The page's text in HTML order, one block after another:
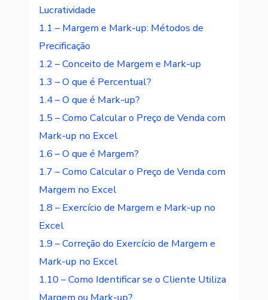
Lucratividade
1.1 – Margem e Mark-up: Métodos de
Precificação
1.2 – Conceito de Margem e Mark-up
1.3 – O que é Percentual?
1.4 – O que é Mark-up?
1.5 – Como Calcular o Preço de Venda com
Mark-up no Excel
1.6 – O que é Margem?
1.7 – Como Calcular o Preço de Venda com
Margem no Excel
1.8 – Exercício de Margem e Mark-up no
Excel
1.9 – Correção do Exercício de Margem e
Mark-up no Excel
1.10 – Como Identificar se o Cliente Utiliza